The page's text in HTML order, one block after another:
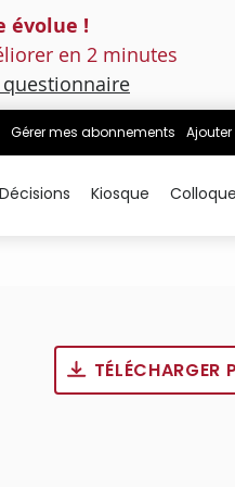
évolue !
en 2 minutes
Gérer mes abonnements
Décisions Kiosque
TÉLÉCHARGER